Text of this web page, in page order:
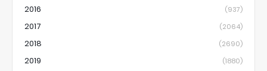
2016 (937)
2017 (2064)
2018 (2690)
2019 (1880)